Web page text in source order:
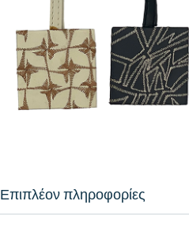
Επιπλέον πληροφορίες